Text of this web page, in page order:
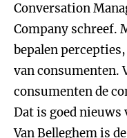
Conversation
Company schreef.
bepalen
van consumenten.
consumenten de
Dat is goed
Van Belleghem is